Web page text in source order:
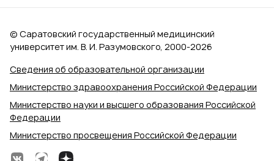
Сведения об образовательной организации
Министерство здравоохранения Российской Федерации
Министерство науки и высшего образования Российской
Федерации
Министерство просвещения Российской Федерации
© Саратовский государственный медицинский
университет им. В. И. Разумовского, 2000‑2026